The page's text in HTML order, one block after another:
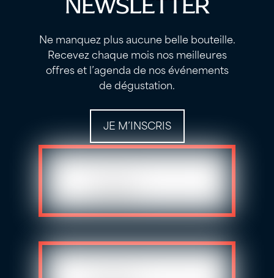
NEWSLETTER
Ne manquez plus aucune belle bouteille.
Recevez chaque mois nos meilleures
offres et l’agenda de nos événements
de dégustation.
JE M’INSCRIS